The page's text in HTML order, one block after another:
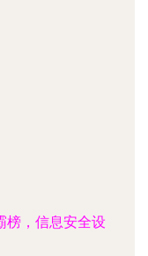
榜，信息安全设